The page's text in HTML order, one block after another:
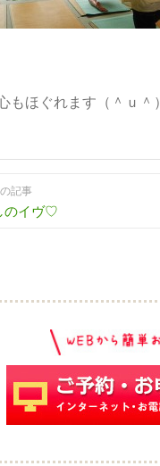
もほぐれます（＾ｕ＾）
記事
のイヴ♡